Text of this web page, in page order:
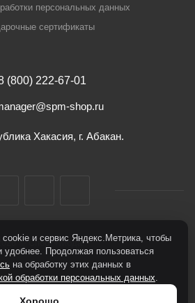
персональных данных
сертификаты
(800) 222-67-01
shop.ru
Хакасия, г. Абакан.
© Спорт+Мода
и сервис Яндекс.Метрика, чтобы
удобнее. Продолжая пользоваться
на обработку этих данных в
обработки персональных данных.